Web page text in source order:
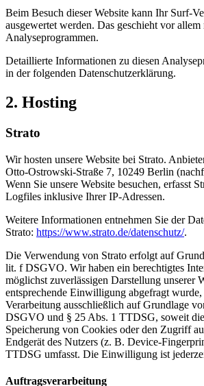
Beim Besuch dieser Website kann Ihr Surf-
ausgewertet werden. Das geschieht vor allem
Analyseprogrammen.
Detaillierte Informationen zu diesen
in der folgenden Datenschutzerklärung.
2. Hosting
Strato
Wir hosten unsere Website bei Strato.
Otto-Ostrowski-Straße 7, 10249 Berlin
Wenn Sie unsere Website besuchen, erfasst
Logfiles inklusive Ihrer IP-Adressen.
Weitere Informationen entnehmen Sie der
Strato: https://www.strato.de/datenschutz/.
Die Verwendung von Strato erfolgt auf
lit. f DSGVO. Wir haben ein berechtigtes
möglichst zuverlässigen Darstellung unserer
entsprechende Einwilligung abgefragt
Verarbeitung ausschließlich auf Grundlage
DSGVO und § 25 Abs. 1 TTDSG, soweit
Speicherung von Cookies oder den Zugriff
Endgerät des Nutzers (z. B. Device-
TTDSG umfasst. Die Einwilligung ist
Auftragsverarbeitung